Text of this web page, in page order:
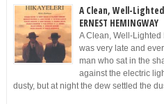
A Clean, Well-
ERNEST HEMINGWAY
A Clean, Well-Lighted
was very late and
man who sat in the
against the electric
dusty, but at night the dew settled the